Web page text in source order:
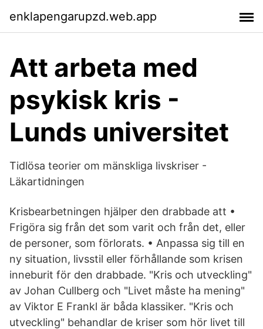
enklapengarupzd.web.app
Att arbeta med
psykisk kris -
Lunds universitet
Tidlösa teorier om mänskliga livskriser -
Läkartidningen
Krisbearbetningen hjälper den drabbade att •
Frigöra sig från det som varit och från det, eller
de personer, som förlorats. • Anpassa sig till en
ny situation, livsstil eller förhållande som krisen
inneburit för den drabbade. "Kris och utveckling"
av Johan Cullberg och "Livet måste ha mening"
av Viktor E Frankl är båda klassiker. "Kris och
utveckling" behandlar de kriser som hör livet till